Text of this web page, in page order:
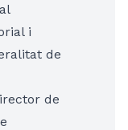
i
de
de